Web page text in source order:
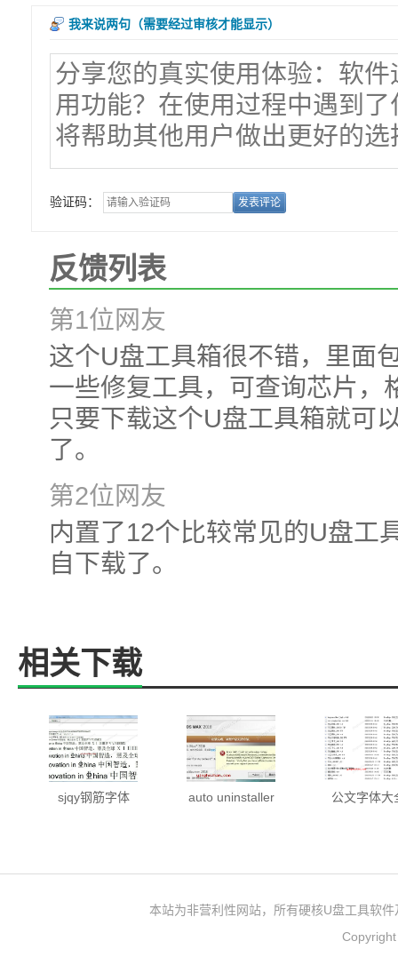
我来说两句 （需要经过审核才能显示）
验证码：
反馈列表
第1位网友
这个U盘工具箱很不错，里面
一些修复工具，可查询芯片，
只要下载这个U盘工具箱就可
了。
第2位网友
内置了12个比较常见的U盘工
自下载了。
相关下载
sjqy钢筋字体 auto uninstaller 公文字体大
本站为非营利性网站，所有硬核U盘工具软